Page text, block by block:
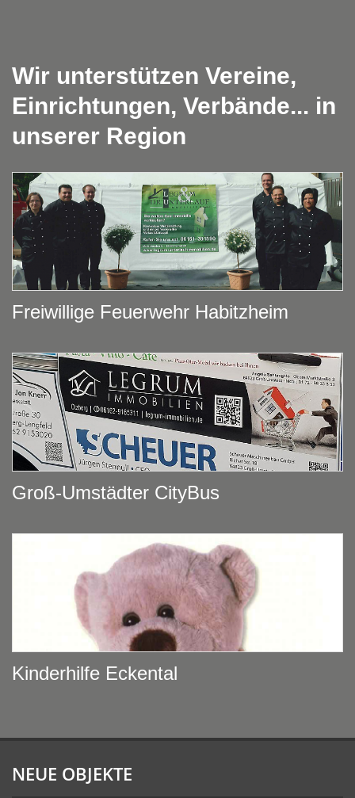
Wir unterstützen Vereine,
Einrichtungen, Verbände... in
unserer Region
Freiwillige Feuerwehr Habitzheim
Groß-Umstädter CityBus
Kinderhilfe Eckental
NEUE OBJEKTE